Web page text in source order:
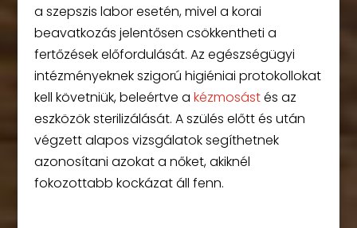
a szepszis labor esetén, mivel a korai
beavatkozás jelentősen csökkentheti a
fertőzések előfordulását. Az egészségügyi
intézményeknek szigorú higiéniai protokollokat
kell követniük, beleértve a kézmosástés az
eszközök sterilizálását. A szülés előtt és után
végzett alapos vizsgálatok segíthetnek
azonosítani azokat a nőket, akiknél
fokozottabb kockázat áll fenn.